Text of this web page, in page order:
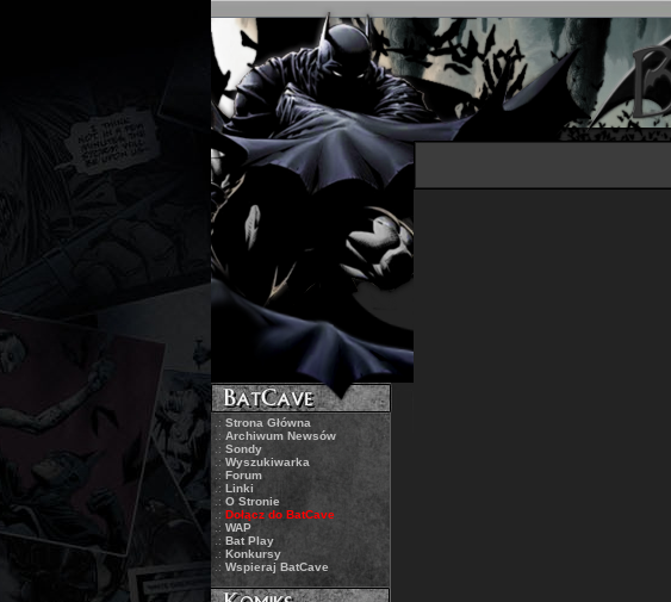
.: Strona Główna
.: Archiwum Newsów
.: Sondy
.:Wyszukiwarka
.: Forum
.: Linki
.: O Stronie
.: Dołącz do BatCave
.: WAP
.: Bat Play
.: Konkursy
.: Wspieraj BatCave